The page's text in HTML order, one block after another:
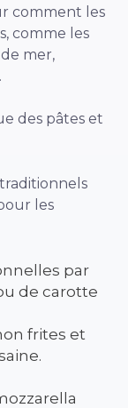
comment les
comme les
mer,
des pâtes et
les
par
de carotte
frites et